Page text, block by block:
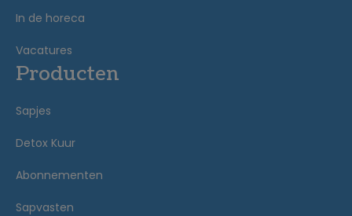
In de horeca
Vacatures
Producten
Sapjes
Detox Kuur
Abonnementen
Sapvasten